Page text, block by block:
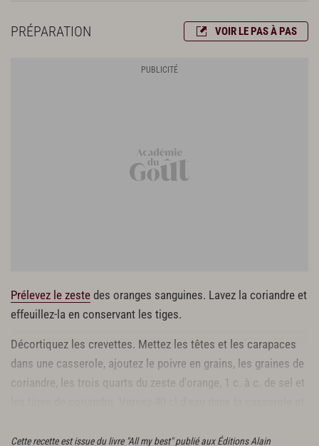
1 c. à c. de poivre en grains
PRÉPARATION VOIR LE PAS À PAS
Prélevez le zeste des oranges sanguines. Lavez la coriandre et
effeuillez-la en conservant les tiges.
Décortiquez les crevettes. Mettez les têtes et les carapaces
dans une casserole, ajoutez le poivre en grains, les graines de
coriandre, les trois quarts du zeste d'orange, 1 c. à c. de sel et
Cette recette est issue du livre "All my best" publié aux Éditions Alain